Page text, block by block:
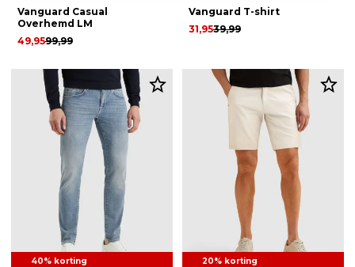
Vanguard Casual
Overhemd LM
99,99
49,95
Vanguard T-shirt
39,99
31,95
40% korting 20% korting